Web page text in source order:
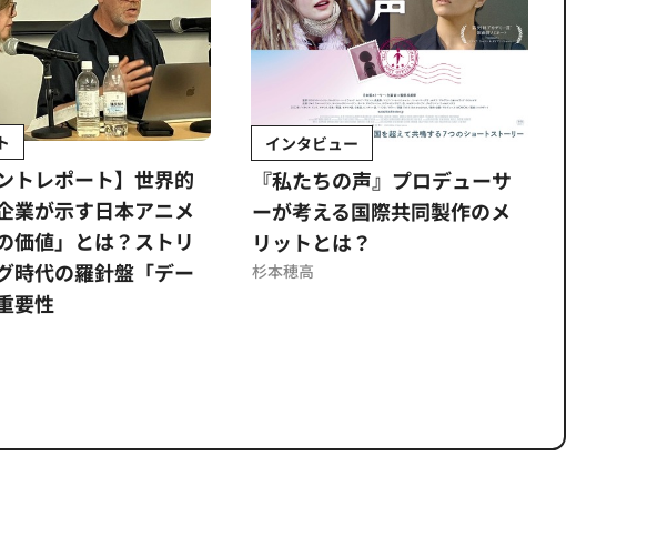
トレポート】世界的
業が示す日本アニメ
価値」とは？ストリ
時代の羅針盤「デー
要性
インタビュー
『私たちの声』プロデューサ
ーが考える国際共同製作のメ
リットとは？
杉本穂高